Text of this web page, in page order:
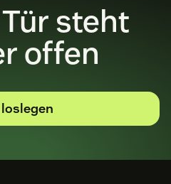
steht
offen